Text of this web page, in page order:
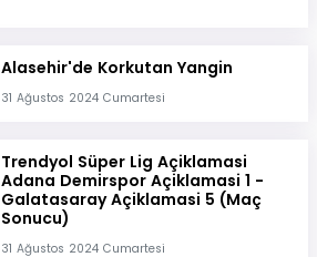
Alasehir'de Korkutan Yangin
31 Ağustos 2024 Cumartesi
Trendyol Süper Lig Açiklamasi
Adana Demirspor Açiklamasi 1 -
Galatasaray Açiklamasi 5 (Maç
Sonucu)
31 Ağustos 2024 Cumartesi